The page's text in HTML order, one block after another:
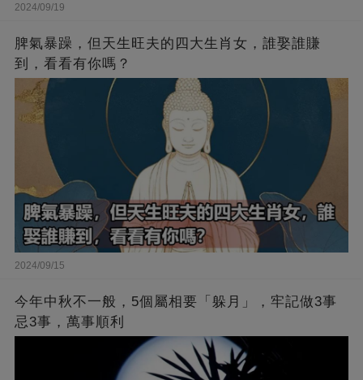
2024/09/19
脾氣暴躁，但天生旺夫的四大生肖女，誰娶誰賺
到，看看有你嗎？
2024/09/15
今年中秋不一般，5個屬相要「躲月」，牢記做3事
忌3事，萬事順利